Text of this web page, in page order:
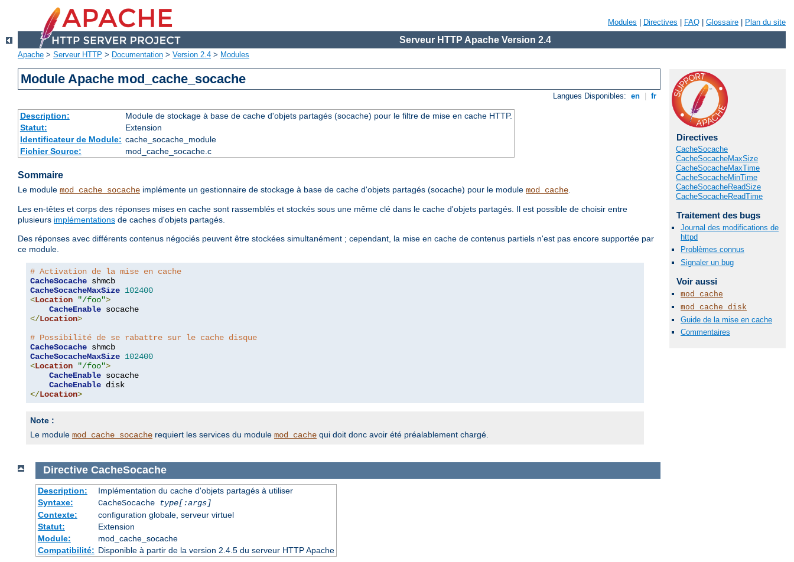
Modules Directives FAQ Glossaire Plan du site
Serveur HTTP Apache Version 2.4
Apache > Serveur HTTP > Documentation > Version 2.4 > Modules
Module Apache mod_cache_socache
Langues Disponibles: en fr
Description:
Module de stockage à base de cache d'objets partagés (socache) pour le filtre de mise en cache HTTP.
Statut:
Extension
Identificateur de Module: cache_socache_module
Fichier Source:
mod_cache_socache.c
Sommaire
Le module mod_cache_socache implémente un gestionnaire de stockage à base de cache d'objets partagés (socache) pour le module mod_cache.
Les en-têtes et corps des réponses mises en cache sont rassemblés et stockés sous une même clé dans le cache d'objets partagés. Il est possible de choisir entre
plusieurs implémentations de caches d'objets partagés.
Des réponses avec différents contenus négociés peuvent être stockées simultanément ; cependant, la mise en cache de contenus partiels n'est pas encore supportée par
ce module.
# Activation de la mise en cache
CacheSocache
CacheSocacheMaxSize 102400
<Location "/foo">
CacheEnable
</Location>
# Possibilité de se rabattre sur le cache disque
CacheSocache
CacheSocacheMaxSize 102400
<Location "/foo">
CacheEnable socache
CacheEnable
</Location>
Note :
Le module mod_cache_socache requiert les services du module mod_cache qui doit donc avoir été préalablement chargé.
Directives
CacheSocache
CacheSocacheMaxSize
CacheSocacheMaxTime
CacheSocacheMinTime
CacheSocacheReadSize
CacheSocacheReadTime
Traitement des bugs
Journal des modifications de
httpd
Problèmes connus
Signaler un bug
Voir aussi
mod_cache
mod_cache_disk
Guide de la mise en cache
Commentaires
Directive CacheSocache
Description:
Implémentation du cache d'objets partagés à utiliser
Syntaxe:
CacheSocache
type[:args]
Contexte:
configuration globale, serveur virtuel
Statut:
Extension
Module:
mod_cache_socache
Compatibilité: Disponible à partir de la version 2.4.5 du serveur HTTP Apache